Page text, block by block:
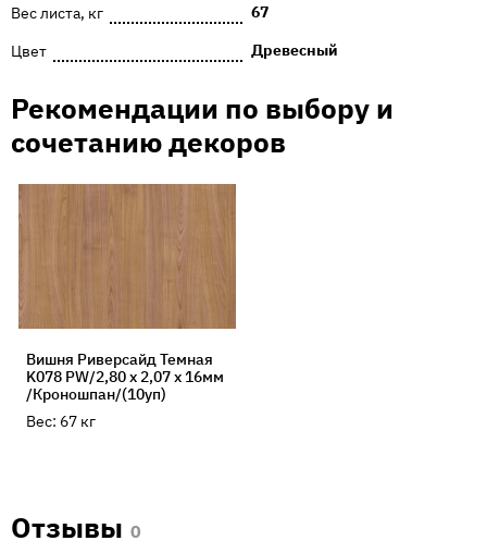
Вес листа, кг
67
Цвет
Древесный
Рекомендации по выбору и
сочетанию декоров
Вишня Риверсайд Темная
K078 PW/2,80 х 2,07 х 16мм
/Кроношпан/(10уп)
Вес: 67 кг
Отзывы 0